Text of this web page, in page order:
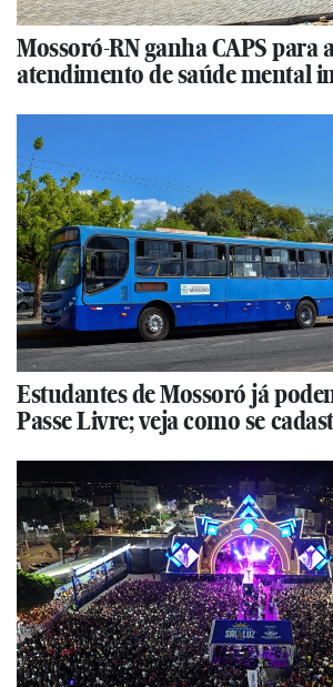
Mossoró-RN ganha CAPS para
atendimento de saúde mental
Estudantes de Mossoró já
Passe Livre; veja como se